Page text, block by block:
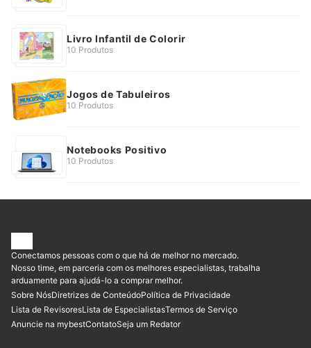
Livro Infantil de Colorir
10 Produtos
Jogos de Tabuleiros
10 Produtos
Notebooks Positivo
10 Produtos
Conectamos pessoas com o que há de melhor no mercado.
Nosso time, em parceria com os melhores especialistas, trabalha
arduamente para ajudá-lo a comprar melhor.
Sobre NósDiretrizes de ConteúdoPolítica de Privacidade
Lista de RevisoresLista de EspecialistasTermos de Serviço
Anuncie na mybestContatoSeja um Redator